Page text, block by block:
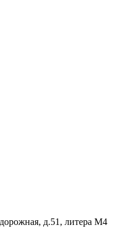
д.51, литера М4